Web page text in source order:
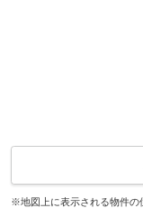
※地図上に表示される物件の